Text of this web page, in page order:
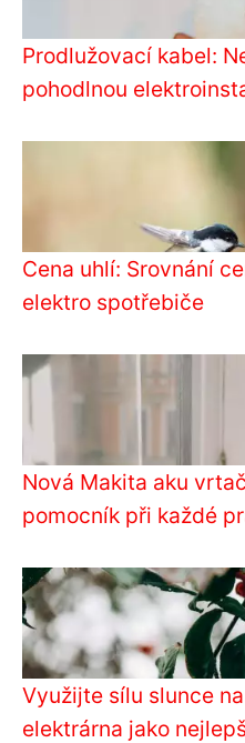
Prodlužovací kabel:
pohodlnou
Cena uhlí: Srovnání
elektro spotřebiče
Nová Makita aku
pomocník při každé
Využijte sílu slunce
elektrárna jako